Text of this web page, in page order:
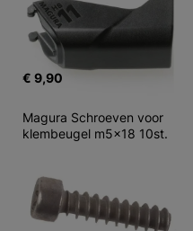
€ 9,90
Magura Schroeven voor
klembeugel m5x18 10st.